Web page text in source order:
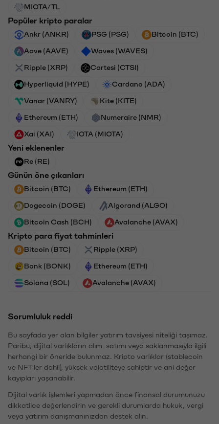
MIOTA/TL
Popüler kripto paralar
Ankr (ANKR) PSG (PSG) Bitcoin (BTC)
Aave (AAVE) Waves (WAVES)
Ripple (XRP) Cartesi (CTSI)
Hyperliquid (HYPE) Cardano (ADA)
Vanar (VANRY) Kite (KITE)
Ethereum (ETH) Numeraire (NMR)
Xai (XAI) IOTA (MIOTA)
Yeni eklenenler
Re (RE)
Günün öne çıkanları
Bitcoin (BTC) Ethereum (ETH)
Dogecoin (DOGE) Algorand (ALGO)
Bitcoin Cash (BCH) Avalanche (AVAX)
Kripto para fiyat tahminleri
Bitcoin (BTC) Ripple (XRP)
Bonk (BONK) Ethereum (ETH)
Solana (SOL) Avalanche (AVAX)
Sorumluluk reddi
Bu sayfada yer alan bilgiler yatırım tavsiyesi niteliği taşımaz.
Paribu, dijital varlıkların alım-satımı veya saklanmasıyla ilgili
herhangi bir öneride bulunmaz. Kripto varlıklar (stablecoin
ve NFT'ler dahil), yüksek volatiliteye sahiptir ve ani değer
kayıpları yaşanabilir.
Dijital varlık işlemleri yapmadan önce finansal durumunuzu
dikkatlice değerlendirin ve gerekli durumlarda hukuk, vergi
veya yatırım danışmanınızdan destek alın.